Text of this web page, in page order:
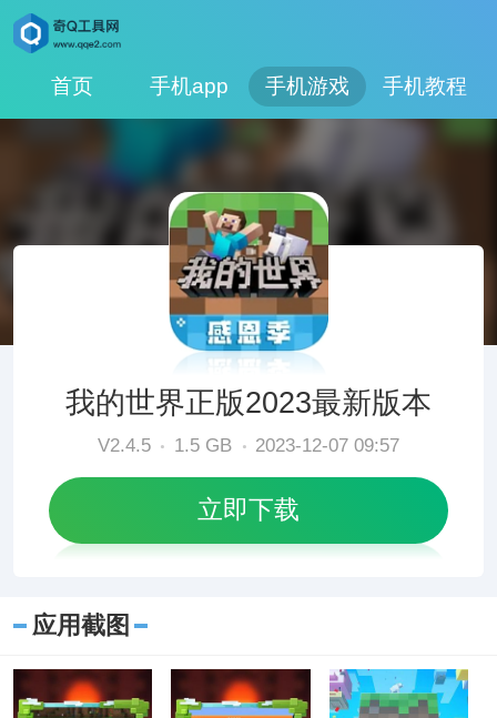
首页 手机app 手机游戏 手机教程
我的世界正版2023最新版本
V2.4.5 1.5 GB 2023-12-07 09:57
立即下载
应用截图